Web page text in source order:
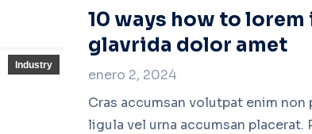
Industry
10 ways how to lorem
glavrida dolor amet
enero 2, 2024
Cras accumsan volutpat enim
ligula vel urna accumsan placerat.